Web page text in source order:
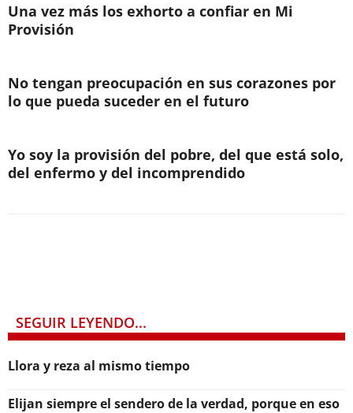
Una vez más los exhorto a confiar en Mi
Provisión
No tengan preocupación en sus corazones por
lo que pueda suceder en el futuro
Yo soy la provisión del pobre, del que está solo,
del enfermo y del incomprendido
SEGUIR LEYENDO...
Llora y reza al mismo tiempo
Elijan siempre el sendero de la verdad, porque en eso